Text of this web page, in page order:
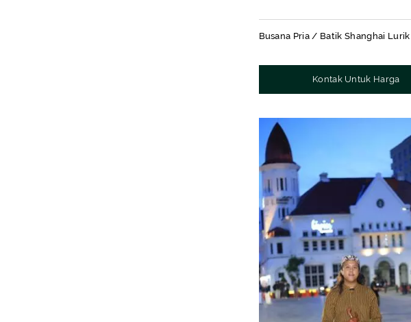
Busana Pria / Batik Shanghai Lurik
Kontak Untuk Harga